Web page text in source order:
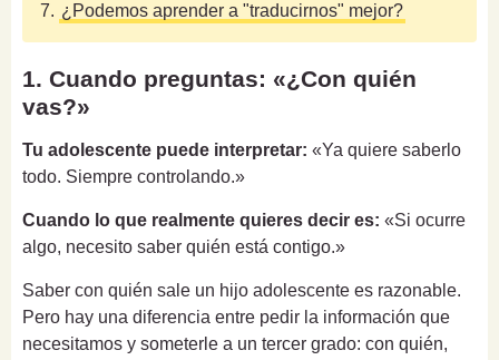
7. ¿Podemos aprender a "traducirnos" mejor?
1. Cuando preguntas: «¿Con quién
vas?»
Tu adolescente puede interpretar: «Ya quiere saberlo
todo. Siempre controlando.»
Cuando lo que realmente quieres decir es: «Si ocurre
algo, necesito saber quién está contigo.»
Saber con quién sale un hijo adolescente es razonable.
Pero hay una diferencia entre pedir la información que
necesitamos y someterle a un tercer grado: con quién,